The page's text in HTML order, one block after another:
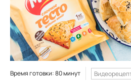
Время готовки: 80 минут